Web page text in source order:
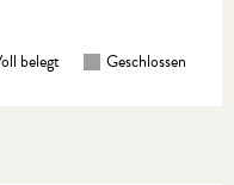
belegt Geschlossen